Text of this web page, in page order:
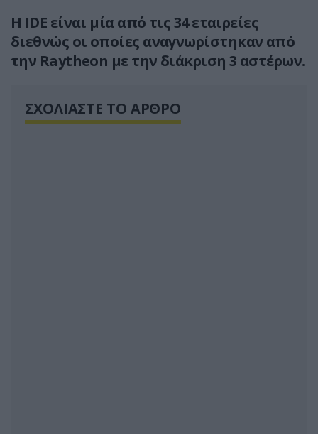
Η IDE είναι μία από τις 34 εταιρείες
διεθνώς οι οποίες αναγνωρίστηκαν από
την Raytheon με την διάκριση 3 αστέρων.
ΣΧΟΛΙΑΣΤΕ ΤΟ ΑΡΘΡΟ